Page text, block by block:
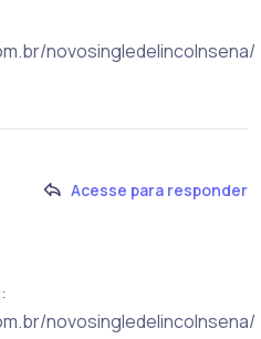
novosingledelincolnsena/
Acesse para responder
novosingledelincolnsena/